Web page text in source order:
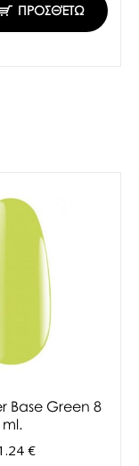
ΠΡΟΣΘΈΤΩ
Base Green 8
ml.
€